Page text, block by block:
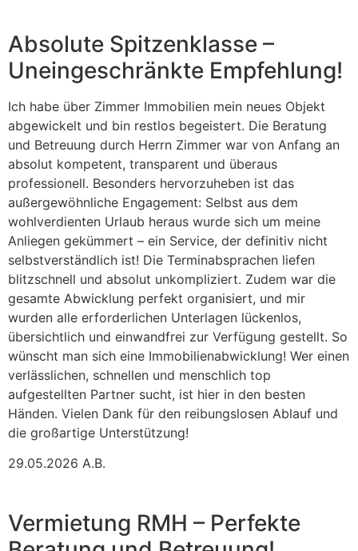
Absolute Spitzenklasse –
Uneingeschränkte Empfehlung!
Ich habe über Zimmer Immobilien mein neues Objekt
abgewickelt und bin restlos begeistert. Die Beratung
und Betreuung durch Herrn Zimmer war von Anfang an
absolut kompetent, transparent und überaus
professionell. Besonders hervorzuheben ist das
außergewöhnliche Engagement: Selbst aus dem
wohlverdienten Urlaub heraus wurde sich um meine
Anliegen gekümmert – ein Service, der definitiv nicht
selbstverständlich ist! Die Terminabsprachen liefen
blitzschnell und absolut unkompliziert. Zudem war die
gesamte Abwicklung perfekt organisiert, und mir
wurden alle erforderlichen Unterlagen lückenlos,
übersichtlich und einwandfrei zur Verfügung gestellt. So
wünscht man sich eine Immobilienabwicklung! Wer einen
verlässlichen, schnellen und menschlich top
aufgestellten Partner sucht, ist hier in den besten
Händen. Vielen Dank für den reibungslosen Ablauf und
die großartige Unterstützung!
29.05.2026 A.B.
Vermietung RMH – Perfekte